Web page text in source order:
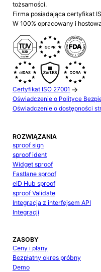
tożsamości.
Firma posiadająca certyfikat
W 100% opracowany i
Certyfikat ISO 27001
Oświadczenie o Polityce
Oświadczenie o dostępności
ROZWIĄZANIA
sproof sign
sproof ident
Widget sproof
Fastlane sproof
eID Hub sproof
sproof Validate
Integracja z interfejsem API
Integracji
ZASOBY
Ceny i plany
Bezpłatny okres próbny
Demo